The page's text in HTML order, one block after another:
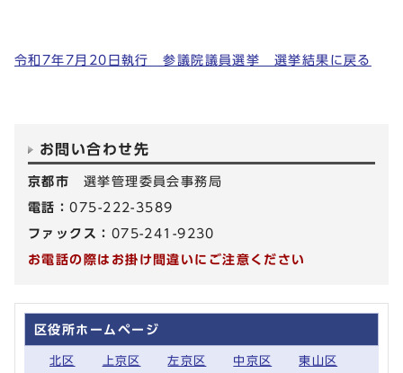
令和7年7月20日執行 参議院議員選挙 選挙結果に戻る
お問い合わせ先
京都市 選挙管理委員会事務局
電話：075-222-3589
ファックス： 075-241-9230
お電話の際はお掛け間違いにご注意ください
区役所ホームページ
北区 上京区 左京区 中京区 東山区